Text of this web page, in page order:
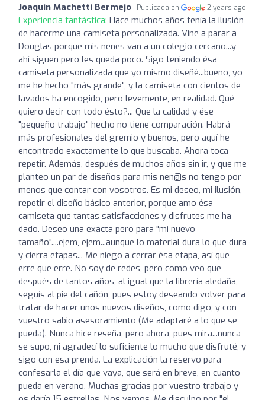
Joaquín Machetti Bermejo Publicada en 2 years ago
Experiencia fantástica: Hace muchos años tenía la ilusión
de hacerme una camiseta personalizada. Vine a parar a
Douglas porque mis nenes van a un colegio cercano...y
ahí siguen pero les queda poco. Sigo teniendo ésa
camiseta personalizada que yo mismo diseñé...bueno, yo
me he hecho "más grande", y la camiseta con cientos de
lavados ha encogido, pero levemente, en realidad. Qué
quiero decir con todo ésto?... Que la calidad y ése
"pequeño trabajo" hecho no tiene comparación. Habrá
más profesionales del gremio y buenos, pero aquí he
encontrado exactamente lo que buscaba. Ahora toca
repetir. Además, después de muchos años sin ir, y que me
planteo un par de diseños para mis nen@s no tengo por
menos que contar con vosotros. Es mi deseo, mi ilusión,
repetir el diseño básico anterior, porque amo ésa
camiseta que tantas satisfacciones y disfrutes me ha
dado. Deseo una exacta pero para "mi nuevo
tamaño"....ejem, ejem...aunque lo material dura lo que dura
y cierra etapas... Me niego a cerrar ésa etapa, así que
erre que erre. No soy de redes, pero como veo que
después de tantos años, al igual que la librería aledaña,
seguís al pie del cañón, pues estoy deseando volver para
tratar de hacer unos nuevos diseños, como digo, y con
vuestro sabio asesoramiento (Me adaptaré a lo que se
pueda). Nunca hice reseña, pero ahora, pues mira...nunca
se supo, ni agradecí lo suficiente lo mucho que disfruté, y
sigo con esa prenda. La explicación la reservo para
confesarla el día que vaya, que será en breve, en cuanto
pueda en verano. Muchas gracias por vuestro trabajo y